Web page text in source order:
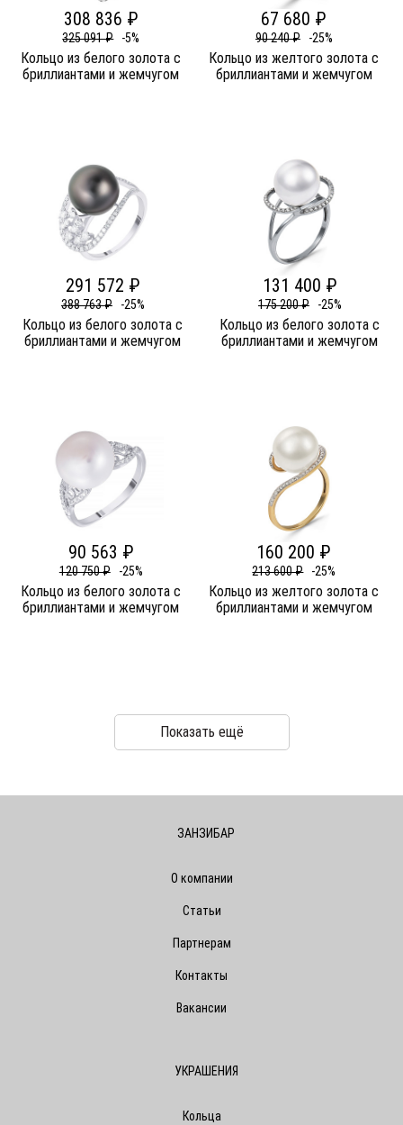
308 836 ₽
325 091 ₽ -5%
Кольцо из белого золота c
бриллиантами и жемчугом
67 680 ₽
90 240 ₽ -25%
Кольцо из желтого золота c
бриллиантами и жемчугом
291 572 ₽
388 763 ₽ -25%
Кольцо из белого золота c
бриллиантами и жемчугом
131 400 ₽
175 200 ₽ -25%
Кольцо из белого золота c
бриллиантами и жемчугом
90 563 ₽
120 750 ₽ -25%
Кольцо из белого золота c
бриллиантами и жемчугом
160 200 ₽
213 600 ₽ -25%
Кольцо из желтого золота c
бриллиантами и жемчугом
Показать ещё
ЗАНЗИБАР
О компании
Статьи
Партнерам
Контакты
Вакансии
УКРАШЕНИЯ
Кольца